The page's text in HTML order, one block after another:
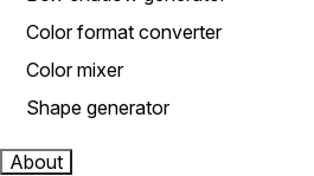
Color format converter
Color mixer
Shape generator
About